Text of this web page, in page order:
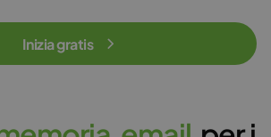
Inizia gratis